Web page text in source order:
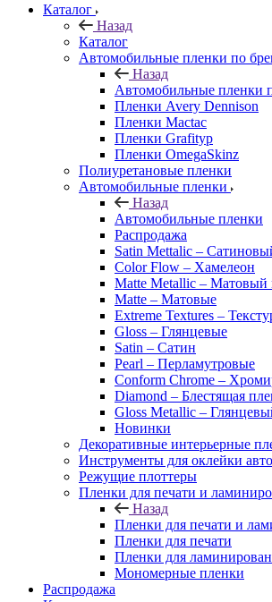
Каталог
Назад
Каталог
Автомобильные пленки по
Назад
Автомобильные пленки
Пленки Avery Dennison
Пленки Mactac
Пленки Grafityp
Пленки OmegaSkinz
Полиуретановые пленки
Автомобильные пленки
Назад
Автомобильные пленки
Распродажа
Satin Mettalic –
Color Flow – Хамелеон
Matte Metallic – Матовый
Matte – Матовые
Extreme Textures –
Gloss – Глянцевые
Satin – Сатин
Pearl – Перламутровые
Conform Chrome –
Diamond – Блестящая
Gloss Metallic –
Новинки
Декоративные интерьерные
Инструменты для оклейки
Режущие плоттеры
Пленки для печати и
Назад
Пленки для печати и
Пленки для печати
Пленки для
Мономерные пленки
Распродажа